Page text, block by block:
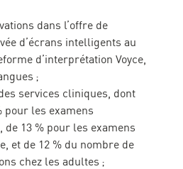
dans l’offre de
d’écrans intelligents au
d’interprétation Voyce,
;
services cliniques, dont
pour les examens
13 % pour les examens
et de 12 % du nombre de
chez les adultes ;